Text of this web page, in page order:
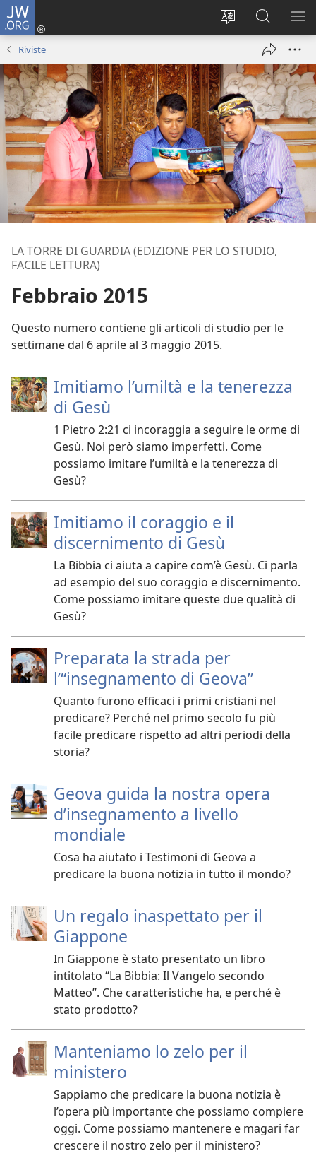
JW.ORG
Modificare
del
sito
Accedi
(apre
finestra)
Cerca
in
JW.ORG
Riviste
LA TORRE DI GUARDIA (EDIZIONE PER LO STUDIO,
FACILE LETTURA)
Febbraio 2015
Questo numero contiene gli articoli di studio per le
settimane dal 6 aprile al 3 maggio 2015.
Imitiamo l’umiltà e la tenerezza
di Gesù
1 Pietro 2:21 ci incoraggia a seguire le orme di
Gesù. Noi però siamo imperfetti. Come
possiamo imitare l’umiltà e la tenerezza di
Gesù?
Imitiamo il coraggio e il
discernimento di Gesù
La Bibbia ci aiuta a capire com’è Gesù. Ci parla
ad esempio del suo coraggio e discernimento.
Come possiamo imitare queste due qualità di
Gesù?
Preparata la strada per
l’“insegnamento di Geova”
Quanto furono efficaci i primi cristiani nel
predicare? Perché nel primo secolo fu più
facile predicare rispetto ad altri periodi della
storia?
Geova guida la nostra opera
d’insegnamento a livello
mondiale
Cosa ha aiutato i Testimoni di Geova a
predicare la buona notizia in tutto il mondo?
Un regalo inaspettato per il
Giappone
In Giappone è stato presentato un libro
intitolato “La Bibbia: Il Vangelo secondo
Matteo”. Che caratteristiche ha, e perché è
stato prodotto?
Manteniamo lo zelo per il
ministero
Sappiamo che predicare la buona notizia è
l’opera più importante che possiamo compiere
oggi. Come possiamo mantenere e magari far
crescere il nostro zelo per il ministero?